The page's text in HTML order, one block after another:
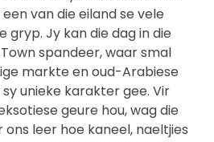
van die eiland se vele
gryp. Jy kan die dag in die
spandeer, waar smal
markte en oud-Arabiese
unieke karakter gee. Vir
geure hou, wag die
leer hoe kaneel, naeltjies